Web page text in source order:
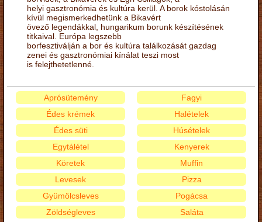
helyi gasztronómia és kultúra kerül. A borok kóstolásán
kívül megismerkedhetünk a Bikavért
övező legendákkal, hungarikum borunk készítésének
titkaival. Európa legszebb
borfesztiválján a bor és kultúra találkozását gazdag
zenei és gasztronómiai kínálat teszi most
is felejthetetlenné.
Aprósütemény
Édes krémek
Édes süti
Egytálétel
Fagyi
Halételek
Húsételek
Kenyerek
Köretek
Levesek
Gyümölcsleves
Zöldségleves
Muffin
Pizza
Pogácsa
Saláta